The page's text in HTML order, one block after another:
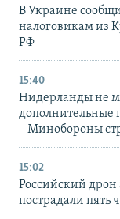
В Украине
налоговикам из
РФ
15:40
Нидерланды не
дополнительные
– Минобороны
15:02
Российский дрон
пострадали пять